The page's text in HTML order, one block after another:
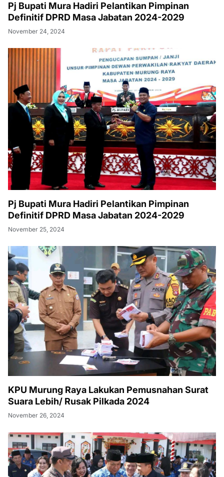
Pj Bupati Mura Hadiri Pelantikan Pimpinan
Definitif DPRD Masa Jabatan 2024-2029
November 24, 2024
Pj Bupati Mura Hadiri Pelantikan Pimpinan
Definitif DPRD Masa Jabatan 2024-2029
November 25, 2024
KPU Murung Raya Lakukan Pemusnahan Surat
Suara Lebih/ Rusak Pilkada 2024
November 26, 2024